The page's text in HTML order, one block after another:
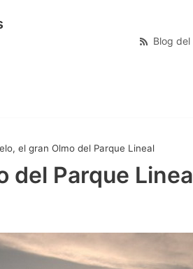
Blog del
el gran Olmo del Parque Lineal
del Parque